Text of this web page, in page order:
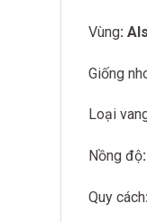
Vùng:
Giống
Loại
Nồng độ
Quy cách